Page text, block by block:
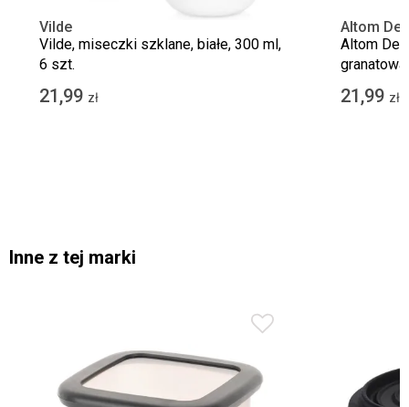
Vilde
Vilde, miseczki szklane, białe, 300 ml,
6 szt.
21,99 zł
Altom
Altom
21,99 zł
Inne z tej marki